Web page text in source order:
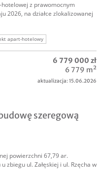
z prawomocnym
2026, na działce zlokalizowanej
apart-hotelowy
działka deweloperska morze
szeregową
powierzchni 67,79 ar.
zbiegu ul. Załęskiej i ul. Rzęcha w
6 779 000 zł
6 779 m²
aktualizacja: 15.06.2026